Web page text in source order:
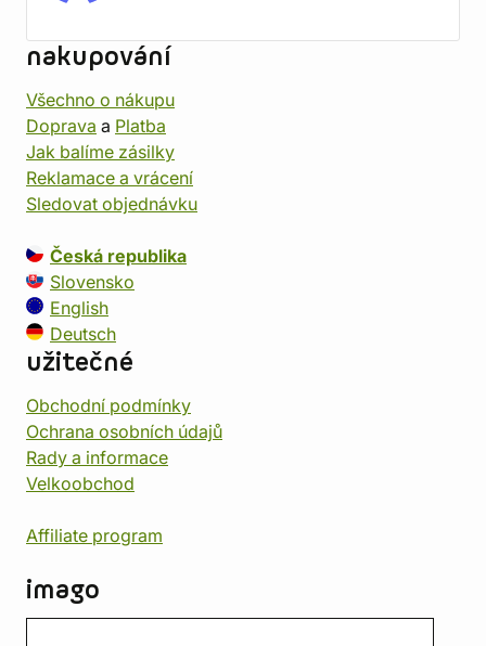
nakupování
Všechno o nákupu
Doprava a Platba
Jak balíme zásilky
Reklamace a vrácení
Sledovat objednávku
Česká republika
Slovensko
English
Deutsch
užitečné
Obchodní podmínky
Ochrana osobních údajů
Rady a informace
Velkoobchod
Affiliate program
imago